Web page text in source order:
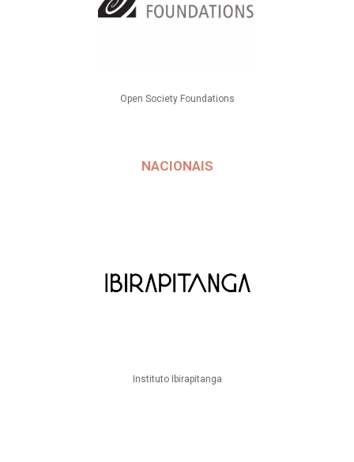
Open Society Foundations
NACIONAIS
Instituto Ibirapitanga